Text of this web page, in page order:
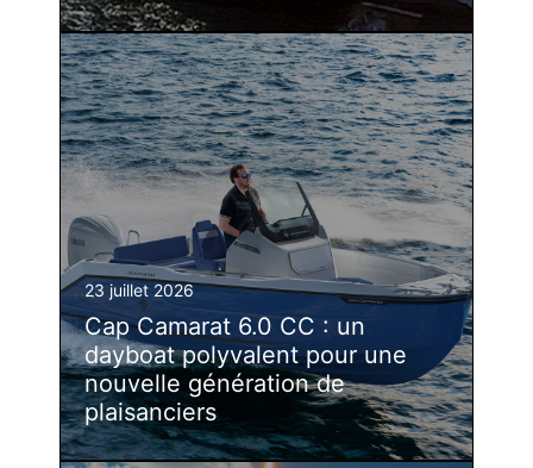
23 juillet 2026
Cap Camarat 6.0 CC : un
dayboat polyvalent pour une
nouvelle génération de
plaisanciers